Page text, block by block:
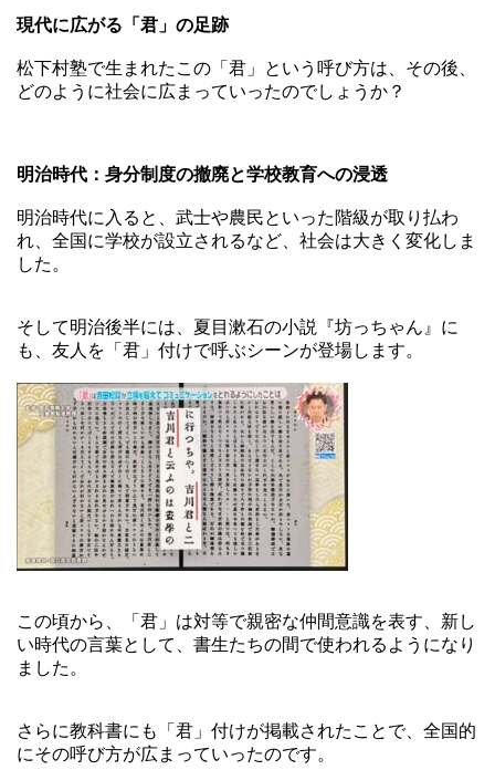
現代に広がる「君」の足跡
松下村塾で生まれたこの「君」という呼び方は、その後、
どのように社会に広まっていったのでしょうか？
明治時代：身分制度の撤廃と学校教育への浸透
明治時代に入ると、武士や農民といった階級が取り払わ
れ、全国に学校が設立されるなど、社会は大きく変化しま
した。
そして明治後半には、夏目漱石の小説『坊っちゃん』に
も、友人を「君」付けで呼ぶシーンが登場します。
この頃から、「君」は対等で親密な仲間意識を表す、新し
い時代の言葉として、書生たちの間で使われるようになり
ました。
さらに教科書にも「君」付けが掲載されたことで、全国的
にその呼び方が広まっていったのです。